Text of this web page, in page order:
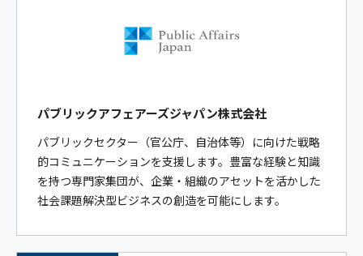
パブリックアフェアーズジャパン株式会社
パブリックセクター（官公庁、自治体等）に向けた戦略
的コミュニケーションを支援します。豊富な経験と知識
を持つ専門家集団が、企業・組織のアセットを活かした
社会課題解決型ビジネスの創造を可能にします。